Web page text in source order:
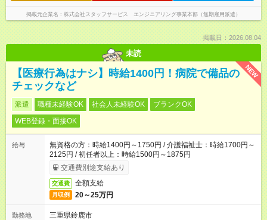
掲載元企業名 株式会社スタッフサービス エンジニアリング事業本部（無期雇用派遣）
掲載日：2026.08.04
未読
NEW
【医療行為はナシ】時給1400円！病院で備品の
チェックなど
派遣 職種未経験OK 社会人未経験OK
ブランクOK
WEB登録・面接OK
給与
無資格の方：時給1400円～1750円 / 介護福祉士：時給1700円～
2125円 / 初任者以上：時給1500円～1875円
交通費別途支給あり
交通費 全額支給
月収例 20～25万円
勤務地
三重県鈴鹿市